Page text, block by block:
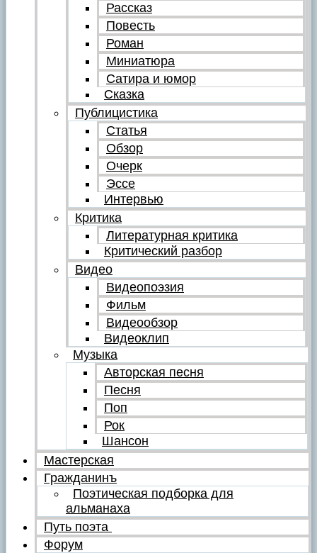
Рассказ
Повесть
Роман
Миниатюра
Сатира и юмор
Сказка
Публицистика
Статья
Обзор
Очерк
Эссе
Интервью
Критика
Литературная критика
Критический разбор
Видео
Видеопоэзия
Фильм
Видеообзор
Видеоклип
Музыка
Авторская песня
Песня
Поп
Рок
Шансон
Мастерская
Гражданинъ
Поэтическая подборка для
альманаха
Путь поэта
Форум